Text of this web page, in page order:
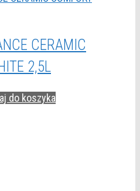
CERAMIC
2,5L
do koszyka